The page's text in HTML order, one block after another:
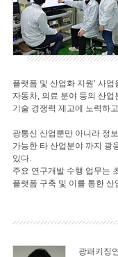
플랫폼 및 산업화 지원’ 사
자동차, 의료 분야 등의 산
기술 경쟁력 제고에 노력하
광통신 산업뿐만 아니라 정
가능한 타 산업분야 까지 광
있다.
주요 연구개발 수행 업무는
플랫폼 구축 및 이를 통한 산
광패키징